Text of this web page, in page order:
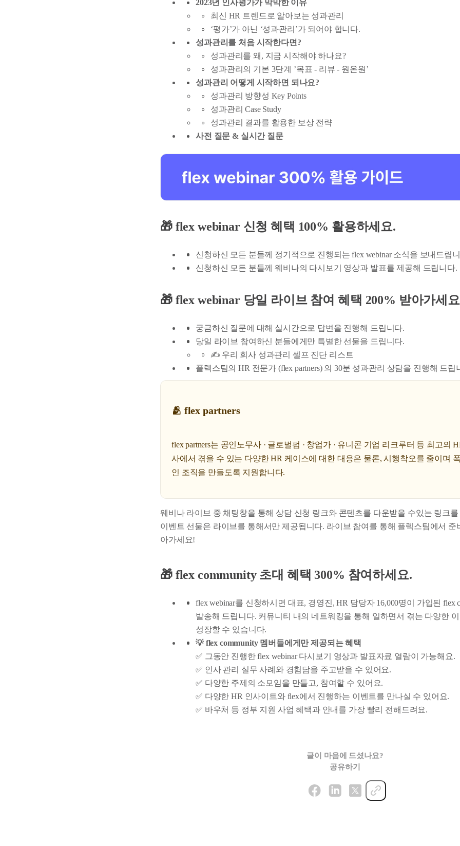
2023년 인사평가가 막막한 이유
최신 HR 트렌드로 알아보는 성과관리
‘평가’가 아닌 ‘성과관리’가 되어야 합니다.
성과관리를 처음 시작한다면?
성과관리를 왜, 지금 시작해야 하나요?
성과관리의 기본 3단계 ’목표 - 리뷰 - 원온원’
성과관리 어떻게 시작하면 되나요?
성과관리 방향성 Key Points
성과관리 Case Study
성과관리 결과를 활용한 보상 전략
사전 질문 & 실시간 질문
🎁 flex webinar 신청 혜택 100% 활용하세요.
신청하신 모든 분들께 정기적으로 진행되는 flex webinar 소식을 보내드립
신청하신 모든 분들께 웨비나의 다시보기 영상과 발표를 제공해 드립니다.
🎁 flex webinar 당일 라이브 참여 혜택 200% 받아가세
궁금하신 질문에 대해 실시간으로 답변을 진행해 드립니다.
당일 라이브 참여하신 분들에게만 특별한 선물을 드립니다.
✍️ 우리 회사 성과관리 셀프 진단 리스트
플렉스팀의 HR 전문가 (flex partners) 의 30분 성과관리 상담을 진행해 드립
🫂 flex partners
flex partners는 공인노무사 · 글로벌펌 · 창업가 · 유니콘 기업 리크루터 등 최고의
사에서 겪을 수 있는 다양한 HR 케이스에 대한 대응은 물론, 시행착오를 줄이며
인 조직을 만들도록 지원합니다.
웨비나 라이브 중 채팅창을 통해 상담 신청 링크와 콘텐츠를 다운받을 수있는 링크
이벤트 선물은 라이브를 통해서만 제공됩니다. 라이브 참여를 통해 플렉스팀에서 준
아가세요!
🎁 flex community 초대 혜택 300% 참여하세요.
flex webinar를 신청하시면 대표, 경영진, HR 담당자 16,000명이 가입된 flex
발송해 드립니다. 커뮤니티 내의 네트워킹을 통해 일하면서 겪는 다양한
성장할 수 있습니다.
💡 flex community 멤버들에게만 제공되는 혜택
✅ 그동안 진행한 flex webinar 다시보기 영상과 발표자료 열람이 가능해요.
✅ 인사 관리 실무 사례와 경험담을 주고받을 수 있어요.
✅ 다양한 주제의 소모임을 만들고, 참여할 수 있어요.
✅ 다양한 HR 인사이트와 flex에서 진행하는 이벤트를 만나실 수 있어요.
✅ 바우처 등 정부 지원 사업 혜택과 안내를 가장 빨리 전해드려요.
글이 마음에 드셨나요?
공유하기